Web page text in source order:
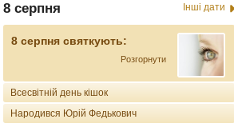
8 серпня Інші дати
8 серпня святкують:
Розгорнути
Всесвітній день кішок
Народився Юрій Федькович